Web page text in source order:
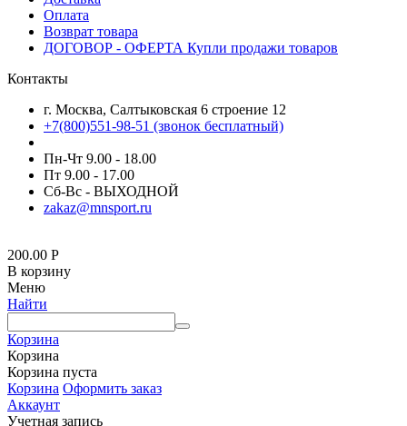
Оплата
Возврат товара
ДОГОВОР - ОФЕРТА Купли продажи товаров
Контакты
г. Москва, Салтыковская 6 строение 12
+7(800)551-98-51 (звонок бесплатный)
Пн-Чт 9.00 - 18.00
Пт 9.00 - 17.00
Сб-Вс - ВЫХОДНОЙ
zakaz@mnsport.ru
200.00 Р
В корзину
Меню
Найти
Корзина
Корзина
Корзина пуста
Корзина Оформить заказ
Аккаунт
Учетная запись